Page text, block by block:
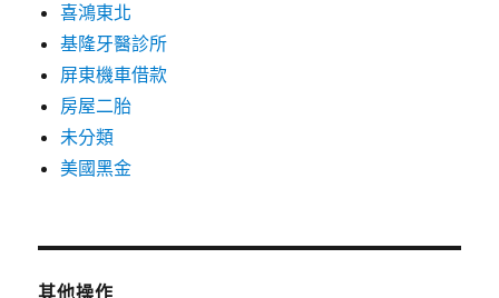
喜鴻東北
基隆牙醫診所
屏東機車借款
房屋二胎
未分類
美國黑金
其他操作